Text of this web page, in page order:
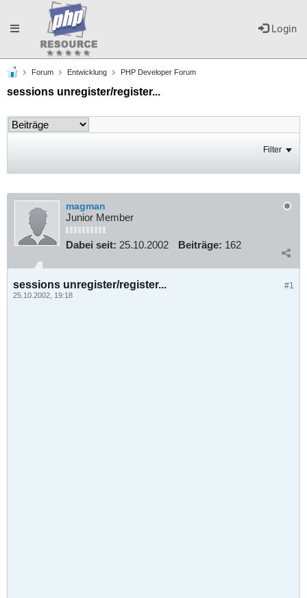
Login
Toggle
navigation
Forum Entwicklung PHP Developer Forum
sessions unregister/register...
Filter
magman
Junior Member
Dabei seit: 25.10.2002 Beiträge: 162
#1
sessions unregister/register...
25.10.2002, 19:18